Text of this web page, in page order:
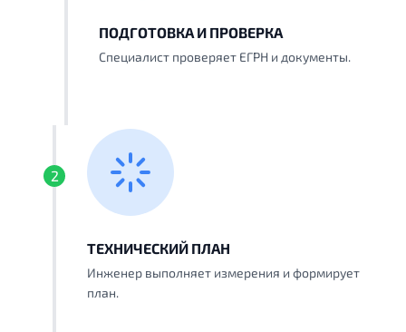
ПОДГОТОВКА И ПРОВЕРКА
Специалист проверяет ЕГРН и документы.
2
ТЕХНИЧЕСКИЙ ПЛАН
Инженер выполняет измерения и формирует
план.